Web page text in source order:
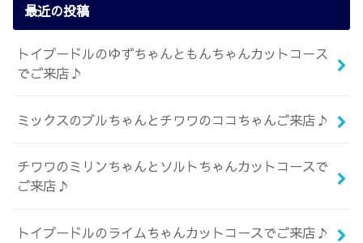
最近の投稿
トイプードルのゆずちゃんともんちゃんカットコース
でご来店♪
ミックスのブルちゃんとチワワのココちゃんご来店♪
チワワのミリンちゃんとソルトちゃんカットコースで
ご来店♪
トイプードルのライムちゃんカットコースでご来店♪